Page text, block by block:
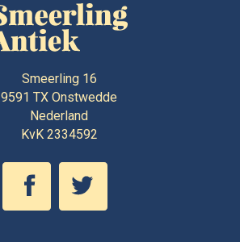
Smeerling 16
9591 TX Onstwedde
Nederland
KvK 2334592